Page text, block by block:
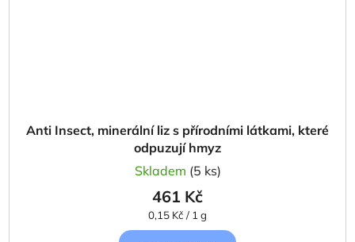
Anti Insect, minerální liz s přírodními látkami, které
odpuzují hmyz
Skladem (5 ks)
461 Kč
Měrná
cena:
0,15 Kč / 1 g